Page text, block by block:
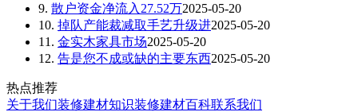
9. 散户资金净流入27.52万2025-05-20
10. 掉队产能裁减取手艺升级进2025-05-20
11. 金实木家具市场2025-05-20
12. 告是您不成或缺的主要东西2025-05-20
热点推荐
关于我们装修建材知识装修建材百科联系我们